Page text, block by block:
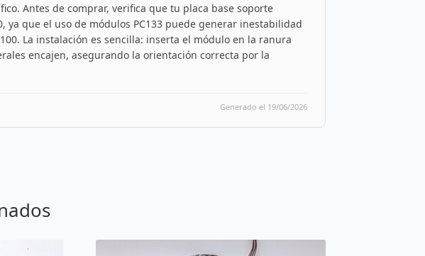
Antes de comprar, verifica que tu placa base soporte
ya que el uso de módulos PC133 puede generar inestabilidad
La instalación es sencilla: inserta el módulo en la ranura
encajen, asegurando la orientación correcta por la
Generado el 19/06/2026